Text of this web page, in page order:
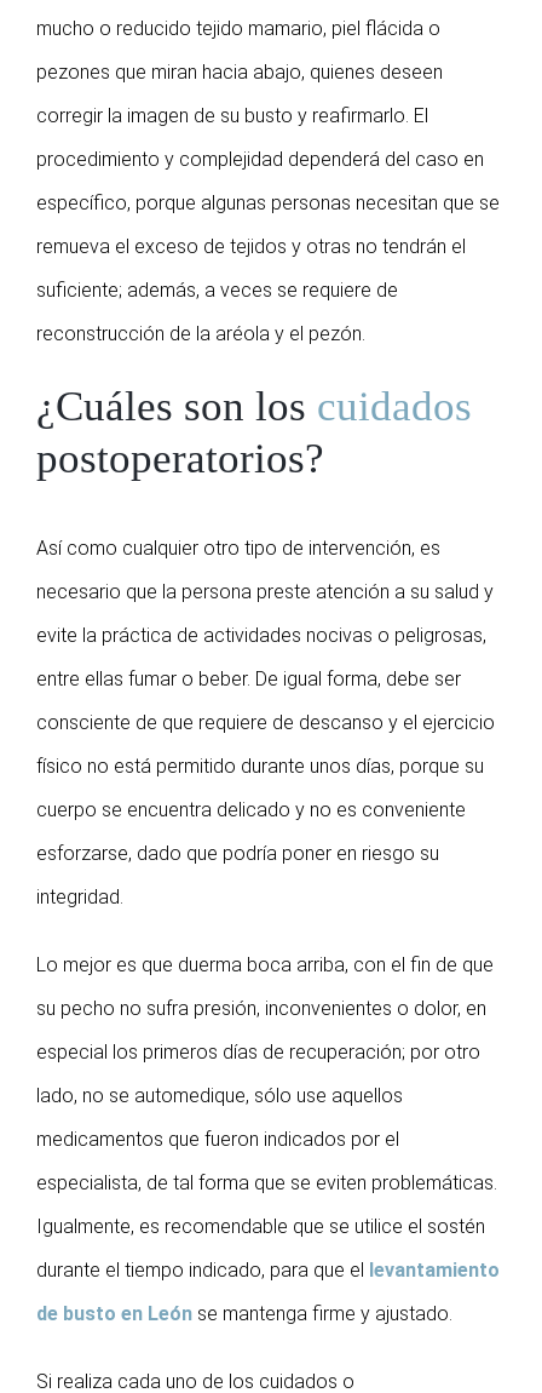
mucho o reducido tejido mamario, piel flácida o
pezones que miran hacia abajo, quienes deseen
corregir la imagen de su busto y reafirmarlo. El
procedimiento y complejidad dependerá del caso en
específico, porque algunas personas necesitan que se
remueva el exceso de tejidos y otras no tendrán el
suficiente; además, a veces se requiere de
reconstrucción de la aréola y el pezón.
¿Cuáles son los cuidados
postoperatorios?
Así como cualquier otro tipo de intervención, es
necesario que la persona preste atención a su salud y
evite la práctica de actividades nocivas o peligrosas,
entre ellas fumar o beber. De igual forma, debe ser
consciente de que requiere de descanso y el ejercicio
físico no está permitido durante unos días, porque su
cuerpo se encuentra delicado y no es conveniente
esforzarse, dado que podría poner en riesgo su
integridad.
Lo mejor es que duerma boca arriba, con el fin de que
su pecho no sufra presión, inconvenientes o dolor, en
especial los primeros días de recuperación; por otro
lado, no se automedique, sólo use aquellos
medicamentos que fueron indicados por el
especialista, de tal forma que se eviten problemáticas.
Igualmente, es recomendable que se utilice el sostén
durante el tiempo indicado, para que el
levantamiento
de busto en León se mantenga firme y ajustado.
Si realiza cada uno de los cuidados o